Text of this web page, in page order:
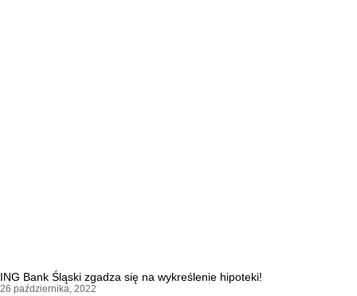
ING Bank Śląski zgadza się na wykreślenie hipoteki!
26 października, 2022